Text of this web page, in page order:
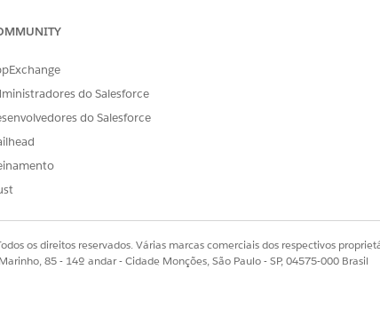
é válido.
do Salesforce
do Salesforce
os direitos reservados. Várias marcas comerciais dos respectivos
85 - 14º andar - Cidade Monções, São Paulo - SP, 04575-000 Brasil